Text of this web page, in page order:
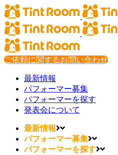
ご依頼に関するお問い合わせ
最新情報
パフォーマー募集
パフォーマーを探す
発表会について
最新情報
パフォーマー募集
パフォーマーを探す